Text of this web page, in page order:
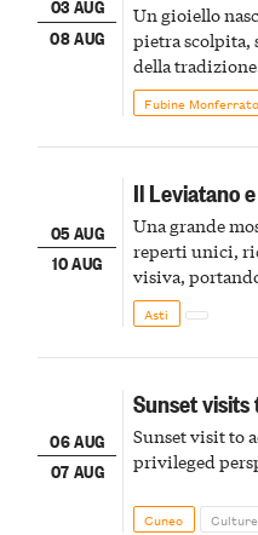
03 AUG
08 AUG
Un gioiello
pietra scolpita,
della
Fubine Monferrato
05 AUG
10 AUG
Il Leviatano
Una grande
reperti unici,
visiva,
della scena le
Asti
06 AUG
07 AUG
Sunset visits
Sunset visit to
privileged
Cuneo